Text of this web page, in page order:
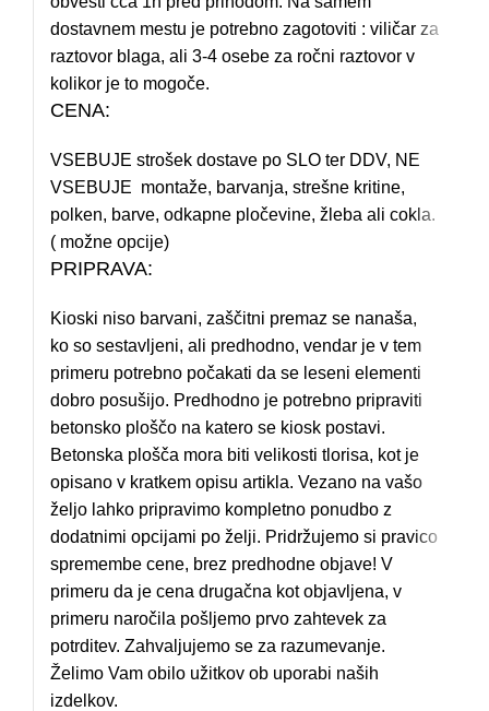
dostavnem mestu je potrebno zagotoviti : viličar za
raztovor blaga, ali 3-4 osebe za ročni raztovor v
kolikor je to mogoče.
CENA:
VSEBUJE strošek dostave po SLO ter DDV, NE
VSEBUJE montaže, barvanja, strešne kritine,
polken, barve, odkapne pločevine, žleba ali cokla.
( možne opcije)
PRIPRAVA:
Kioski niso barvani, zaščitni premaz se nanaša,
ko so sestavljeni, ali predhodno, vendar je v tem
primeru potrebno počakati da se leseni elementi
dobro posušijo. Predhodno je potrebno pripraviti
betonsko ploščo na katero se kiosk postavi.
Betonska plošča mora biti velikosti tlorisa, kot je
opisano v kratkem opisu artikla. Vezano na vašo
željo lahko pripravimo kompletno ponudbo z
dodatnimi opcijami po želji. Pridržujemo si pravico
spremembe cene, brez predhodne objave! V
primeru da je cena drugačna kot objavljena, v
primeru naročila pošljemo prvo zahtevek za
potrditev. Zahvaljujemo se za razumevanje.
Želimo Vam obilo užitkov ob uporabi naših
izdelkov.